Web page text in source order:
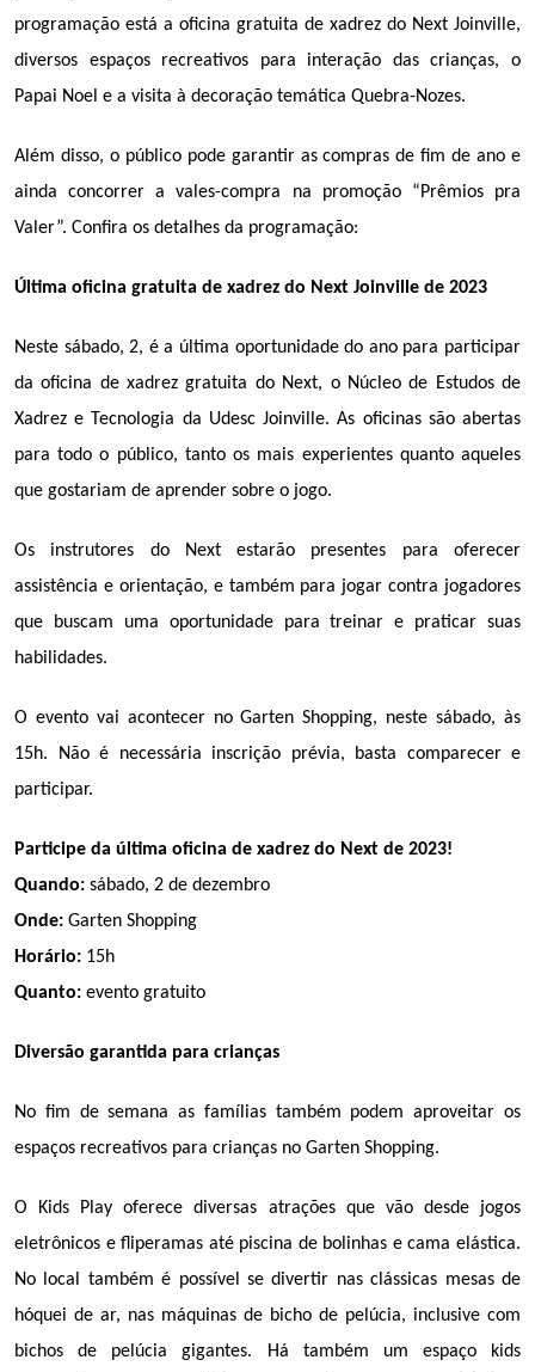
programação está a oficina gratuita de xadrez do Next Joinville,
diversos espaços recreativos para interação das crianças, o
Papai Noel e a visita à decoração temática Quebra-Nozes.
Além disso, o público pode garantir as compras de fim de ano e
ainda concorrer a vales-compra na promoção “Prêmios pra
Valer”. Confira os detalhes da programação:
Última oficina gratuita de xadrez do Next Joinville de 2023
Neste sábado, 2, é a última oportunidade do ano para participar
da oficina de xadrez gratuita do Next, o Núcleo de Estudos de
Xadrez e Tecnologia da Udesc Joinville. As oficinas são abertas
para todo o público, tanto os mais experientes quanto aqueles
que gostariam de aprender sobre o jogo.
Os instrutores do Next estarão presentes para oferecer
assistência e orientação, e também para jogar contra jogadores
que buscam uma oportunidade para treinar e praticar suas
habilidades.
O evento vai acontecer no Garten Shopping, neste sábado, às
15h. Não é necessária inscrição prévia, basta comparecer e
participar.
Participe da última oficina de xadrez do Next de 2023!
Quando: sábado, 2 de dezembro
Onde: Garten Shopping
Horário: 15h
Quanto: evento gratuito
Diversão garantida para crianças
No fim de semana as famílias também podem aproveitar os
espaços recreativos para crianças no Garten Shopping.
O Kids Play oferece diversas atrações que vão desde jogos
eletrônicos e fliperamas até piscina de bolinhas e cama elástica.
No local também é possível se divertir nas clássicas mesas de
hóquei de ar, nas máquinas de bicho de pelúcia, inclusive com
bichos de pelúcia gigantes. Há também um espaço kids